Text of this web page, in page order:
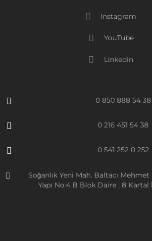
Instagram
YouTube
Linkedin
0 850 888 54 38
0 216 451 54 38
0 541 252 0 252
Soğanlık Yeni Mah. Baltacı
Yapı No:4 B Blok Daire : 8